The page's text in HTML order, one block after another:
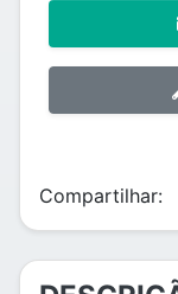
Compartilhar: